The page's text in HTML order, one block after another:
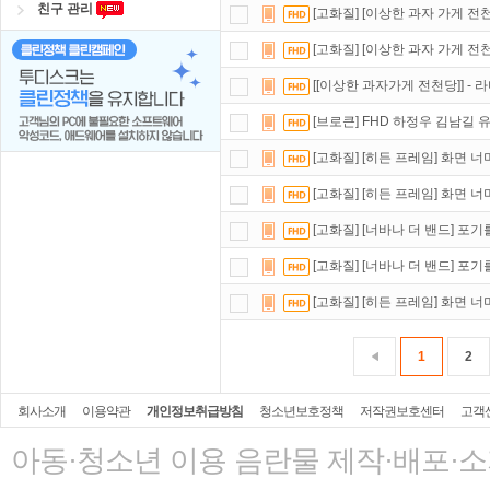
친구 관리 [고화질] [이상한 과자 가게 전
[고화질] [이상한 과자 가게 전
[[이상한 과자가게 전천당]] -
[브로큰] FHD 하정우 김남길
[고화질] [히든 프레임] 화면
[고화질] [히든 프레임] 화면
[고화질] [너바나 더 밴드] 포
[고화질] [너바나 더 밴드] 포
[고화질] [히든 프레임] 화면
1 2
회사소개 이용약관 개인정보취급방침 청소년보호정책 저작권보호센터 고객
아동·청소년 이용 음란물 제작·배포·